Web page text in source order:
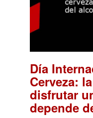
Día
Cerveza:
disfrutar
depende